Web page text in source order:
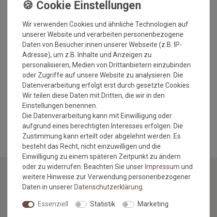
Textiles Vertrauen-Label - gesundheitliche
Unbedenklichkeit wurde getestet
Die Ecken der Matte sind eckig.
Pflegehinweise:
Bitte beachten Sie, dass für das Waschen ausschließlich
Feinwaschmittel verwendet werden dürfen und benutzen Sie
bitte keinen Weichspüler!
Die ersten zwei Wäschen bitte per Hand durchführen!
MEHR INFORMATIONEN ZUM EU VERANTWORTLICHEN »
NEWSLETTER
Wir verwenden Cookies und ähnliche Technologien auf
unserer Website und verarbeiten personenbezogene
Daten von Besucher:innen unserer Webseite (z.B. IP-
Adresse), um z.B. Inhalte und Anzeigen zu
personalisieren, Medien von Drittanbietern einzubinden
oder Zugriffe auf unsere Website zu analysieren. Die
Datenverarbeitung erfolgt erst durch gesetzte Cookies.
Wir teilen diese Daten mit Dritten, die wir in den
Einstellungen benennen.
Die Datenverarbeitung kann mit Einwilligung oder
aufgrund eines berechtigten Interesses erfolgen. Die
Zustimmung kann erteilt oder abgelehnt werden. Es
besteht das Recht, nicht einzuwilligen und die
Einwilligung zu einem späteren Zeitpunkt zu ändern
oder zu widerrufen. Beachten Sie unser Impressum und
weitere Hinweise zur Verwendung personenbezogener
Daten in unserer Daten­schutz­erklärung
Essenziell Statistik Marketing